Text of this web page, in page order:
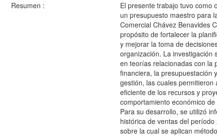
Resumen :
El presente trabajo tuvo como
un presupuesto maestro para
Comercial Chávez Benavides
propósito de fortalecer la
y mejorar la toma de
organización. La investigación
en teorías relacionadas con la
financiera, la presupuestación
gestión, las cuales permitieron
eficiente de los recursos y
comportamiento económico
Para su desarrollo, se utilizó
histórica de ventas del
sobre la cual se aplican